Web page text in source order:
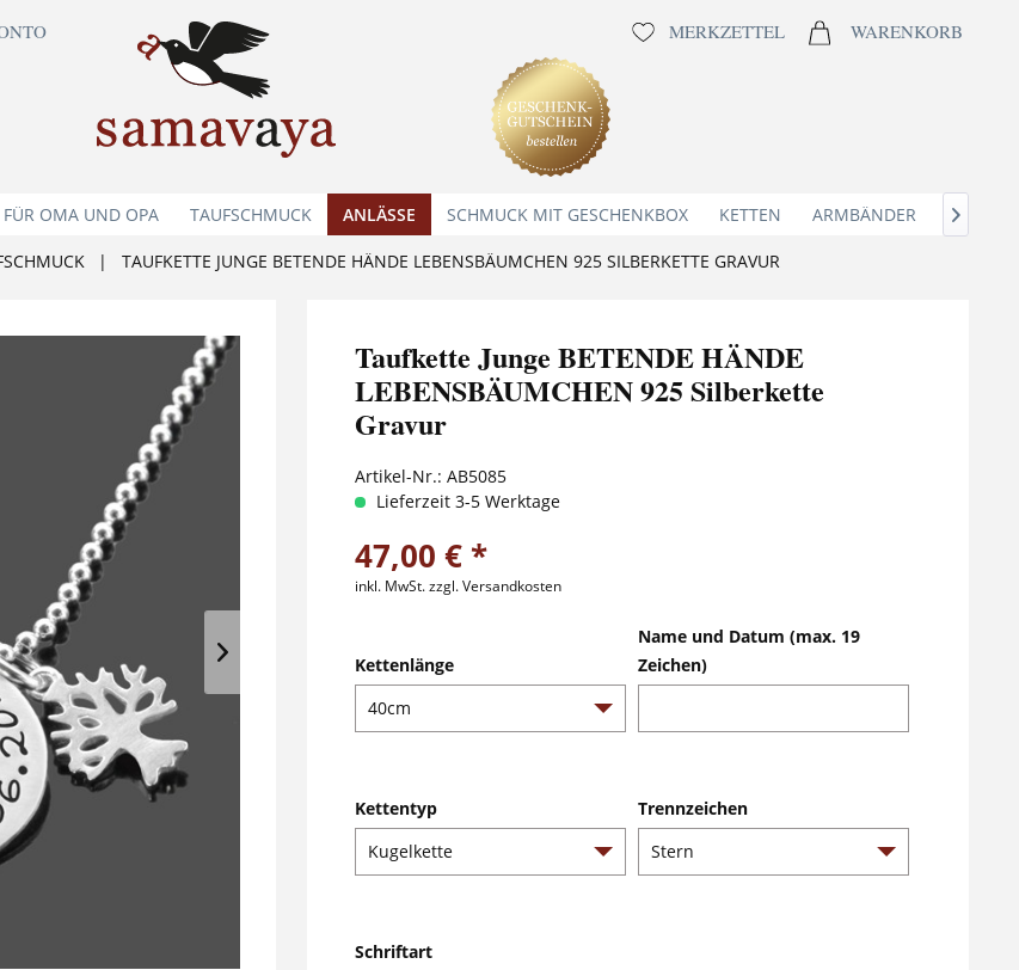
MERKZETTEL WARENKORB
FÜR OMA UND OPA TAUFSCHMUCK ANLÄSSE SCHMUCK MIT GESCHENKBOX KETTEN ARMBÄNDER 
| TAUFKETTE JUNGE BETENDE HÄNDE LEBENSBÄUMCHEN 925 SILBERKETTE GRAVUR
Taufkette Junge BETENDE HÄNDE
LEBENSBÄUMCHEN 925 Silberkette
Gravur
Artikel-Nr.: AB5085
Lieferzeit 3-5 Werktage
47,00 € *
inkl. MwSt.zzgl. Versandkosten
Kettenlänge
Kettentyp
Name und Datum (max. 19
Zeichen)
Trennzeichen
Schriftart